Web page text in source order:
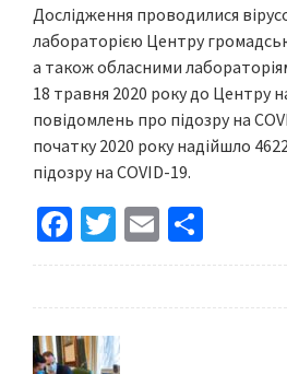
Дослідження проводилися
лабораторією Центру
а також обласними
18 травня 2020 року до Центру
повідомлень про підозру на
початку 2020 року надійшло
підозру на COVID-19.
Fa
ce
o
o
T
wi
er
E
m h